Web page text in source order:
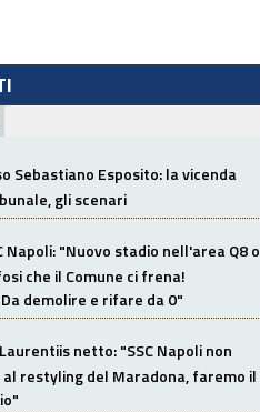
Sebastiano Esposito: la vicenda
gli scenari
Napoli: "Nuovo stadio nell'area Q8 o
che il Comune ci frena!
demolire e rifare da 0"
netto: "SSC Napoli non
restyling del Maradona, faremo il